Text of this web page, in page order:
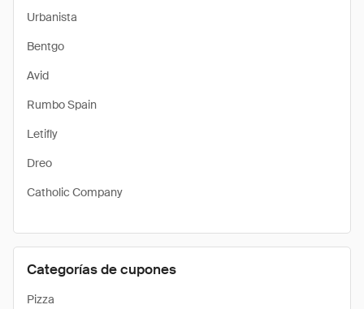
Urbanista
Bentgo
Avid
Rumbo Spain
Letifly
Dreo
Catholic Company
Categorías de cupones
Pizza